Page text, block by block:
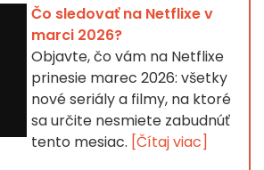
Čo sledovať na Netflixe v
marci 2026?
Objavte, čo vám na Netflixe
prinesie marec 2026: všetky
nové seriály a filmy, na ktoré
sa určite nesmiete zabudnúť
tento mesiac. [Čítaj viac]